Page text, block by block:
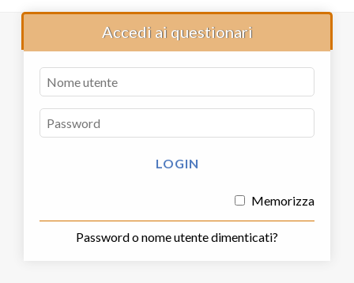
Accedi ai questionari
Memorizza
Password o nome utente dimenticati?